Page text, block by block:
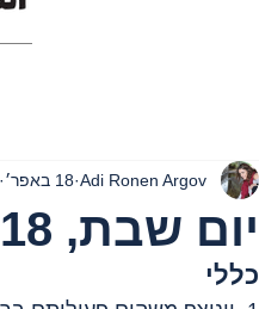
יום שבת, 18 באפריל, 2026 – רצועת עזה
Adi Ronen Argov 18 באפר׳
כללי